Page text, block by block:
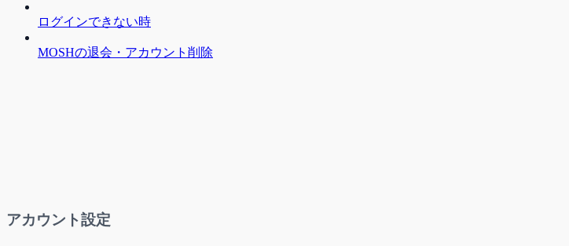
ログインできない時
MOSHの退会・アカウント削除
アカウント設定